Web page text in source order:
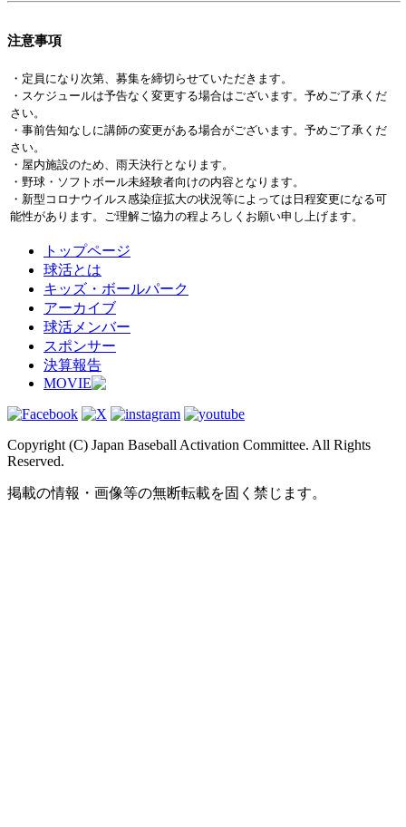
注意事項
・定員になり次第、募集を締切らせていただきます。
・スケジュールは予告なく変更する場合はございます。予めご了承くだ
さい。
・事前告知なしに講師の変更がある場合がございます。予めご了承くだ
さい。
・屋内施設のため、雨天決行となります。
・野球・ソフトボール未経験者向けの内容となります。
・新型コロナウイルス感染症拡大の状況等によっては日程変更になる可
能性があります。ご理解ご協力の程よろしくお願い申し上げます。
トップページ
球活とは
キッズ・ボールパーク
アーカイブ
球活メンバー
スポンサー
決算報告
MOVIE
Copyright (C) Japan Baseball Activation Committee. All Rights
Reserved.
掲載の情報・画像等の無断転載を固く禁じます。